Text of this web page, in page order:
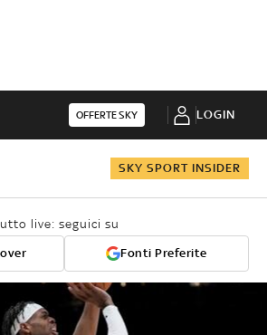
OFFERTE SKY LOGIN
SKY SPORT INSIDER
live: seguici su
Fonti Preferite